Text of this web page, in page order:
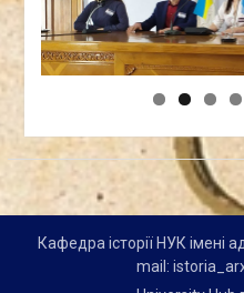
Кафедра історії НУК
mail: